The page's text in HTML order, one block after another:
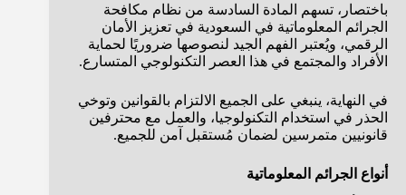
باختصار، تسهم المادة السادسة من نظام مكافحة
الجرائم المعلوماتية في السعودية في تعزيز الأمان
الرقمي، ويُعتبر الفهم الجيد لنصوصها ضروريًا لحماية
الأفراد والمجتمع في هذا العصر التكنولوجي المتسارع.
في النهاية، ينبغي على الجميع الالتزام بالقوانين وتوخي
الحذر في استخدام التكنولوجيا، والعمل مع محترفين
قانونيين متمرسين لضمان مُستقبل آمن للجميع.
أنواع الجرائم المعلوماتية